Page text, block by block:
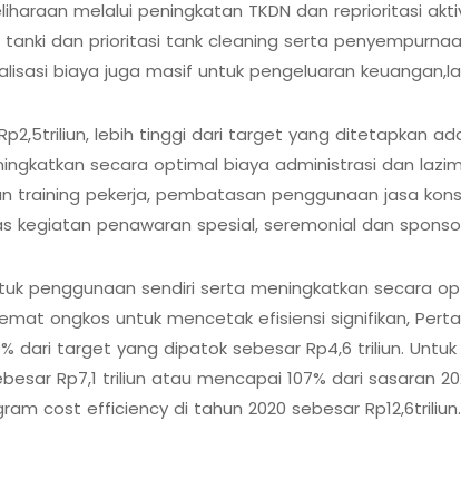
melalui peningkatan TKDN dan reprioritasi
dan prioritasi tank cleaning serta
biaya juga masif untuk pengeluaran
lebih tinggi dari target yang ditetapkan
secara optimal biaya administrasi dan
pekerja, pembatasan penggunaan jasa
penawaran spesial, seremonial dan
penggunaan sendiri serta meningkatkan secara
ongkos untuk mencetak efisiensi signifikan,
dari target yang dipatok sebesar Rp4,6 triliun.
Rp7,1 triliun atau mencapai 107% dari sasaran
cost efficiency di tahun 2020 sebesar